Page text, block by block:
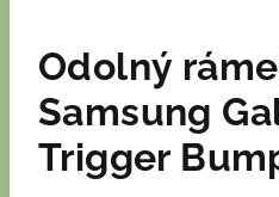
Odolný
Samsung
Trigger